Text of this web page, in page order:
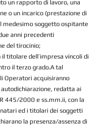
un rapporto di lavoro, una
o un incarico (prestazione di
medesimo soggetto ospitante
anni precedenti
del tirocinio;
il titolare dell’impresa vincoli di
il terzo grado.A tal
Operatori acquisiranno
autodichiarazione, redatta ai
445/2000 e ss.mm.ii, con la
ed i titolari dei soggetti
la presenza/assenza di